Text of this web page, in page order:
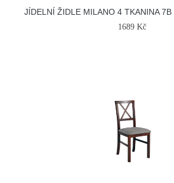
JÍDELNÍ ŽIDLE MILANO 4 TKANINA 7B
1689 Kč